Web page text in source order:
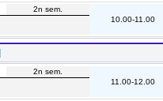
2n sem.
10.00-11.00
2n sem.
11.00-12.00